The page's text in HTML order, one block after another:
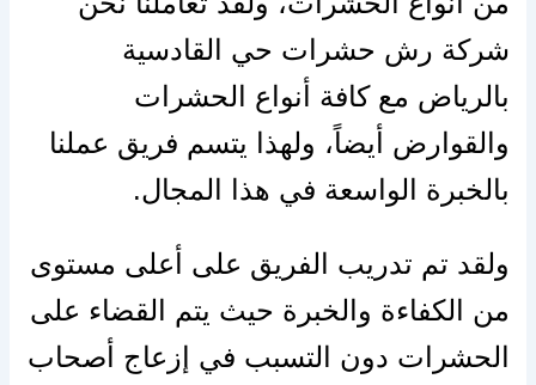
شركة رش حشرات حي القادسية
بالرياض مع كافة أنواع الحشرات
والقوارض أيضاً، ولهذا يتسم فريق عملنا
بالخبرة الواسعة في هذا المجال.
ولقد تم تدريب الفريق على أعلى مستوى
من الكفاءة والخبرة حيث يتم القضاء على
الحشرات دون التسبب في إزعاج أصحاب